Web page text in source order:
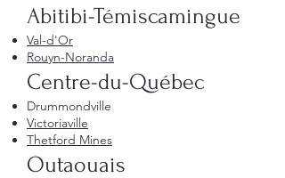
Abitibi-Témiscamingue
Val-d'Or
Rouyn-Noranda
Centre-du-Québec
Drummondville
Victoriaville
Thetford Mines
Outaouais